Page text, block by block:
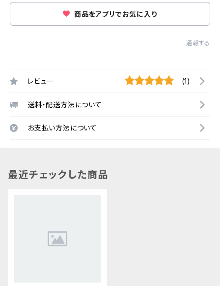
商品をアプリでお気に入り
通報する
レビュー (1)
送料・配送方法について
お支払い方法について
最近チェックした商品